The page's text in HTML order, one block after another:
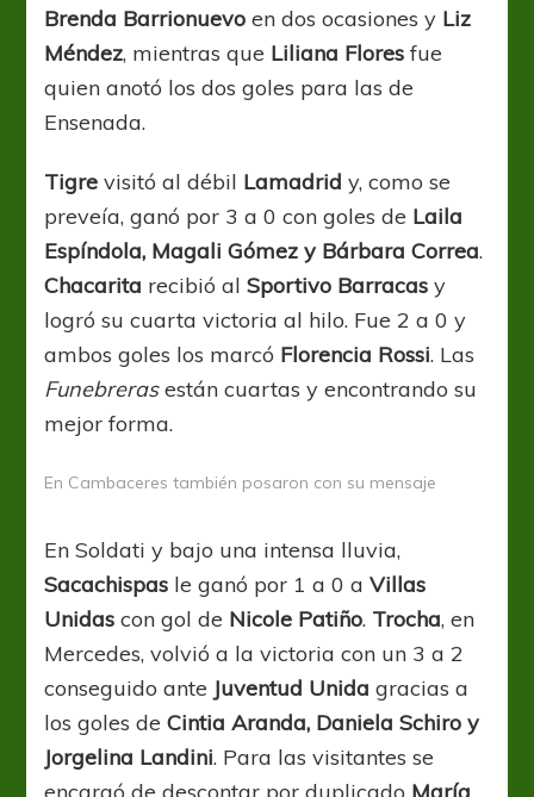
Brenda Barrionuevo en dos ocasiones y Liz
Méndez, mientras que Liliana Flores fue
quien anotó los dos goles para las de
Ensenada.
Tigre visitó al débil Lamadrid y, como se
preveía, ganó por 3 a 0 con goles de Laila
Espíndola, Magali Gómez y Bárbara Correa.
Chacarita recibió alSportivo Barracas y
logró su cuarta victoria al hilo. Fue 2 a 0 y
ambos goles los marcó Florencia Rossi. Las
Funebrerasestán cuartas y encontrando su
mejor forma.
En Cambaceres también posaron con su mensaje
En Soldati y bajo una intensa lluvia,
Sacachispas le ganó por 1 a 0 aVillas
Unidas con gol de Nicole Patiño. Trocha, en
Mercedes, volvió a la victoria con un 3 a 2
conseguido ante Juventud Unida gracias a
los goles deCintia Aranda, Daniela Schiro y
Jorgelina Landini. Para las visitantes se